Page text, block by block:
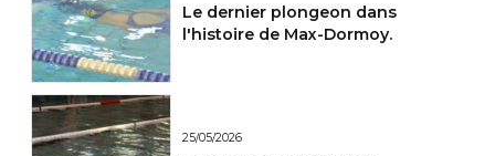
Le dernier plongeon dans
l'histoire de Max-Dormoy.
25/05/2026